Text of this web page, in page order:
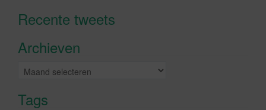
Recente tweetsKlik om marketing cookies te
Archieven
Archieven
Tags